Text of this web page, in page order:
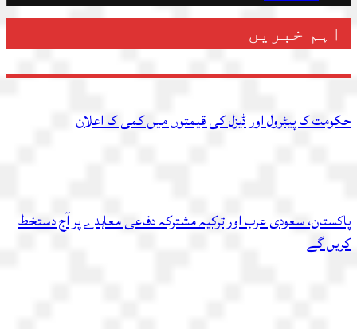
اہم خبریں
حکومت کا پیٹرول اور ڈیزل کی قیمتوں میں کمی کا اعلان
پاکستان، سعودی عرب اور ترکیہ مشترکہ دفاعی معاہدے پر آج دستخط
کریں گے